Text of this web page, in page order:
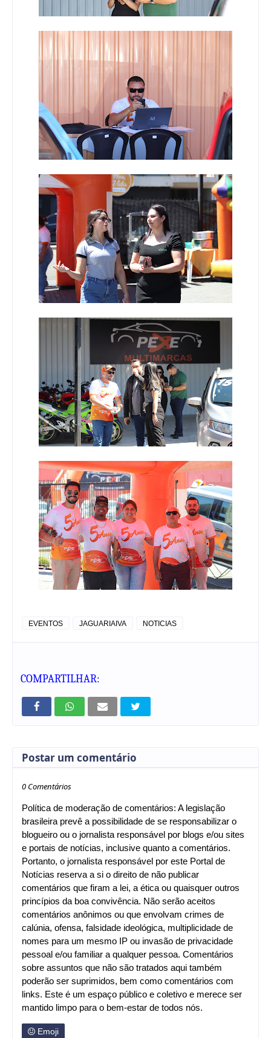
EVENTOS JAGUARIAIVA NOTICIAS
COMPARTILHAR:
Postar um comentário
0 Comentários
Política de moderação de comentários: A legislação
brasileira prevê a possibilidade de se responsabilizar o
blogueiro ou o jornalista responsável por blogs e/ou sites
e portais de notícias, inclusive quanto a comentários.
Portanto, o jornalista responsável por este Portal de
Notícias reserva a si o direito de não publicar
comentários que firam a lei, a ética ou quaisquer outros
princípios da boa convivência. Não serão aceitos
comentários anônimos ou que envolvam crimes de
calúnia, ofensa, falsidade ideológica, multiplicidade de
nomes para um mesmo IP ou invasão de privacidade
pessoal e/ou familiar a qualquer pessoa. Comentários
sobre assuntos que não são tratados aqui também
poderão ser suprimidos, bem como comentários com
links. Este é um espaço público e coletivo e merece ser
mantido limpo para o bem-estar de todos nós.
Emoji